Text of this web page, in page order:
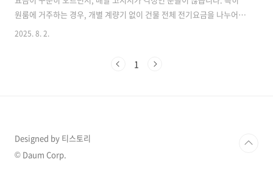
원룸에 거주하는 경우, 개별 계량기 없이 건물 전체 전기요금을 나누어
내는 경우도 많아 실제 사용량 대비 과금이 이뤄질 수 있습니다.이번 포
실시간 전기요금조회 방법을 상세히 안내드립니다.🔍 원룸 전기요금, 왜
2025. 8. 2.
1
Designed by 티스토리
© Daum Corp.